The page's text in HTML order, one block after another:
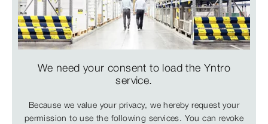
We need your consent to load the Yntro
service.
Because we value your privacy, we hereby request your
permission to use the following services. You can revoke